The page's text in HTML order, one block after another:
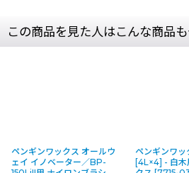
この商品を見た人はこんな商品
ペンギンワックス オールウ
ェイ イノベーター／BP-
ペンギンワッ
[4L×4] - 白木